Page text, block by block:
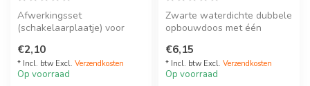
Afwerkingsset
(schakelaarplaatje) voor
schakelaar of drukknop,...
€2,10
* Incl. btw Excl. Verzendkosten
Op voorraad
Zwarte waterdichte dubbele
opbouwdoos met één
inbouwen van t...
€6,15
* Incl. btw Excl. Verzendkosten
Op voorraad